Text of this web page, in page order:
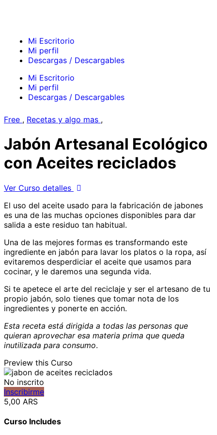
Mi Escritorio
Mi perfil
Descargas / Descargables
Mi Escritorio
Mi perfil
Descargas / Descargables
Free , Recetas y algo mas ,
Jabón Artesanal Ecológico
con Aceites reciclados
Ver Curso detalles
El uso del aceite usado para la fabricación de jabones
es una de las muchas opciones disponibles para dar
salida a este residuo tan habitual.
Una de las mejores formas es transformando este
ingrediente en jabón para lavar los platos o la ropa, así
evitaremos desperdiciar el aceite que usamos para
cocinar, y le daremos una segunda vida.
Si te apetece el arte del reciclaje y ser el artesano de tu
propio jabón, solo tienes que tomar nota de los
ingredientes y ponerte en acción.
Esta receta está dirigida a todas las personas que
quieran aprovechar esa materia prima que queda
inutilizada para consumo.
Preview this Curso
No inscrito
Inscribirme
5,00 ARS
Curso Includes